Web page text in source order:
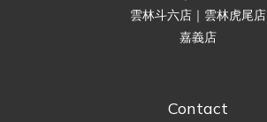
雲林斗六店｜雲林虎尾店
嘉義店
Contact